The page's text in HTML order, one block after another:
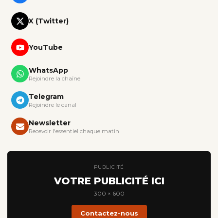
X (Twitter)
YouTube
WhatsApp
Rejoindre la chaîne
Telegram
Rejoindre le canal
Newsletter
Recevoir l'essentiel chaque matin
PUBLICITÉ
VOTRE PUBLICITÉ ICI
300 × 600
Contactez-nous